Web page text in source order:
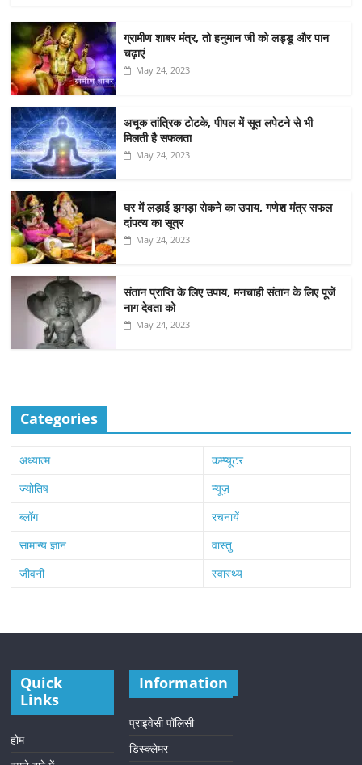
ग्रामीण शाबर मंत्र, तो हनुमान जी को लड्डू और पान
चढ़ाएं
May 24, 2023
अचूक तांत्रिक टोटके, पीपल में सूत लपेटने से भी
मिलती है सफलता
May 24, 2023
घर में लड़ाई झगड़ा रोकने का उपाय, गणेश मंत्र सफल
दांपत्य का सूत्र
May 24, 2023
संतान प्राप्ति के लिए उपाय, मनचाही संतान के लिए पूजें
नाग देवता को
May 24, 2023
Categories
अध्यात्म
कम्प्यूटर
ज्योतिष
न्यूज़
ब्लॉग
रचनायें
सामान्य ज्ञान
वास्तु
जीवनी
स्वास्थ्य
Quick
Links
होम
Information
प्राइवेसी पॉलिसी
डिस्क्लेमर